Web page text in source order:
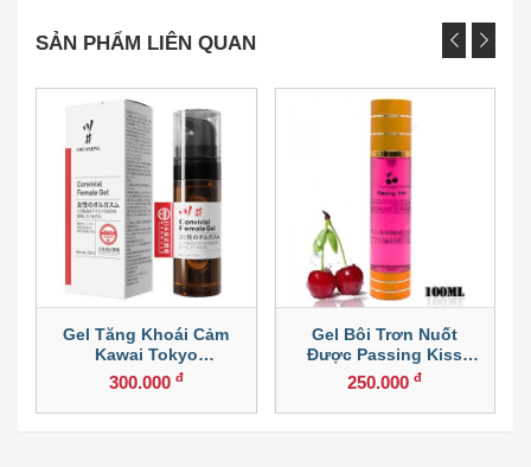
SẢN PHẨM LIÊN QUAN
Gel Tăng Khoái Cảm
Kawai Tokyo
Pharmaceutical 15ml
300.000 đ
Gel Bôi Trơn Nuốt
Được Passing Kiss
Hương Cherry
250.000đ